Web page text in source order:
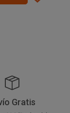
Gratis